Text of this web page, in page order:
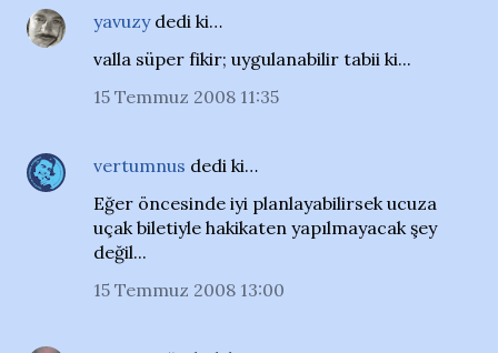
yavuzydedi ki…
valla süper fikir; uygulanabilir tabii ki...
15 Temmuz 2008 11:35
vertumnus dedi ki…
Eğer öncesinde iyi planlayabilirsek ucuza
uçak biletiyle hakikaten yapılmayacak şey
değil...
15 Temmuz 2008 13:00